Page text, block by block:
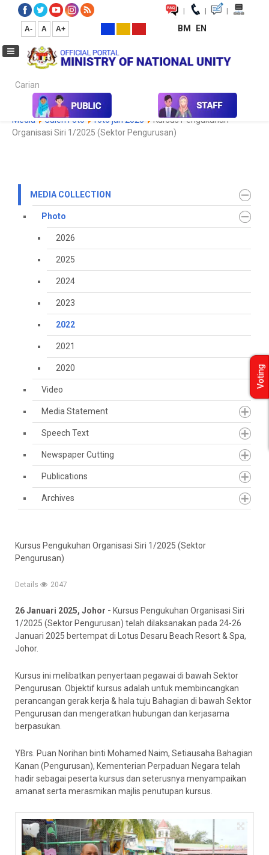
| | |
A- A A+ BM EN
Carian...
Media Media Collection Photo 2022
Koleksi
Media
Galeri Foto foto jan 2025
Kursus Pengukuhan
Organisasi Siri 1/2025 (Sektor Pengurusan)
MEDIA COLLECTION
Photo
2026
2025
2024
2023
2022
2021
2020
Video
Media Statement
Speech Text
Newspaper Cutting
Publications
Archives
Kursus Pengukuhan Organisasi Siri 1/2025 (Sektor
Pengurusan)
Details 2047
26 Januari 2025, Johor - Kursus Pengukuhan Organisasi Siri
1/2025 (Sektor Pengurusan) telah dilaksanakan pada 24-26
Januari 2025 bertempat di Lotus Desaru Beach Resort & Spa,
Johor.
Kursus ini melibatkan penyertaan pegawai di bawah Sektor
Pengurusan. Objektif kursus adalah untuk membincangkan
perancangan gerak kerja & hala tuju Bahagian di bawah Sektor
Pengurusan dan mengeratkan hubungan dan kerjasama
berpasukan.
YBrs. Puan Norihan binti Mohamed Naim, Setiausaha Bahagian
Kanan (Pengurusan), Kementerian Perpaduan Negara telah
hadir sebagai peserta kursus dan seterusnya menyampaikan
amanat serta merasmikan majlis penutupan kursus.
Voting